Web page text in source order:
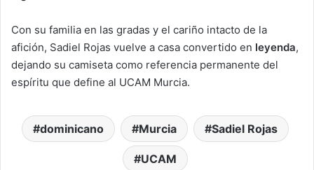
Con su familia en las gradas y el cariño intacto de la
afición, Sadiel Rojas vuelve a casa convertido en leyenda,
dejando su camiseta como referencia permanente del
espíritu que define al UCAM Murcia.
dominicano Murcia Sadiel Rojas
UCAM